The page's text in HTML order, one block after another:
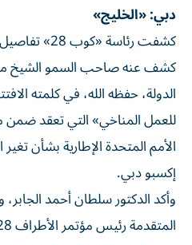
دبي: «الخليج»
كشفت رئاسة
كشف عنه صاحب السمو الشيخ
الدولة، حفظه الله، في كلمته
للعمل المناخي» التي تعقد ضمن
إكسبو دبي.
وأكد الدكتور سلطان أحمد الجابر،